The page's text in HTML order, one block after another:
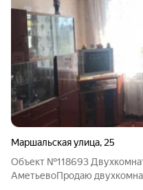
Маршальская улица, 25
Объект №118693
АметьевоПродаю